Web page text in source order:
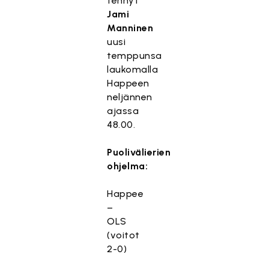
Jami
Manninen
uusi
temppunsa
laukomalla
Happeen
neljännen
ajassa
48.00.
Puolivälierien
ohjelma:
Happee
–
OLS
(voitot
2-0)